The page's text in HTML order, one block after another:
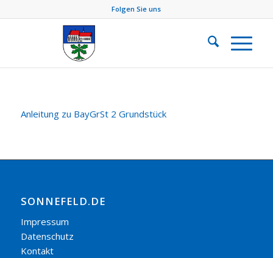
Folgen Sie uns
Anleitung zu BayGrSt 2 Grundstück
SONNEFELD.DE
Impressum
Datenschutz
Kontakt